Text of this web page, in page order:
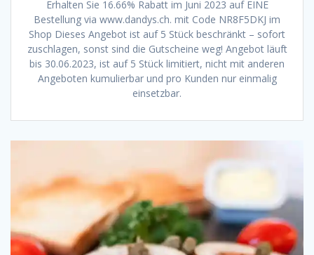
Erhalten Sie 16.66% Rabatt im Juni 2023 auf EINE
Bestellung via www.dandys.ch. mit Code NR8F5DKJ im
Shop Dieses Angebot ist auf 5 Stück beschränkt – sofort
zuschlagen, sonst sind die Gutscheine weg! Angebot läuft
bis 30.06.2023, ist auf 5 Stück limitiert, nicht mit anderen
Angeboten kumulierbar und pro Kunden nur einmalig
einsetzbar.